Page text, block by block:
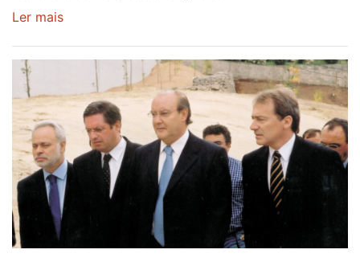
Ler mais
RUBRO
E
FESTA
CERTA
NO
MEIO
DAS
GENTES
DA
AFURADA